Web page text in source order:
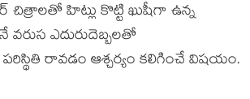
చిత్రాలతో హిట్లు కొట్టి ఖుషీగా ఉన్న
ఎదురుదెబ్బలతో
రావడం ఆశ్చర్యం కలిగించే విషయం.